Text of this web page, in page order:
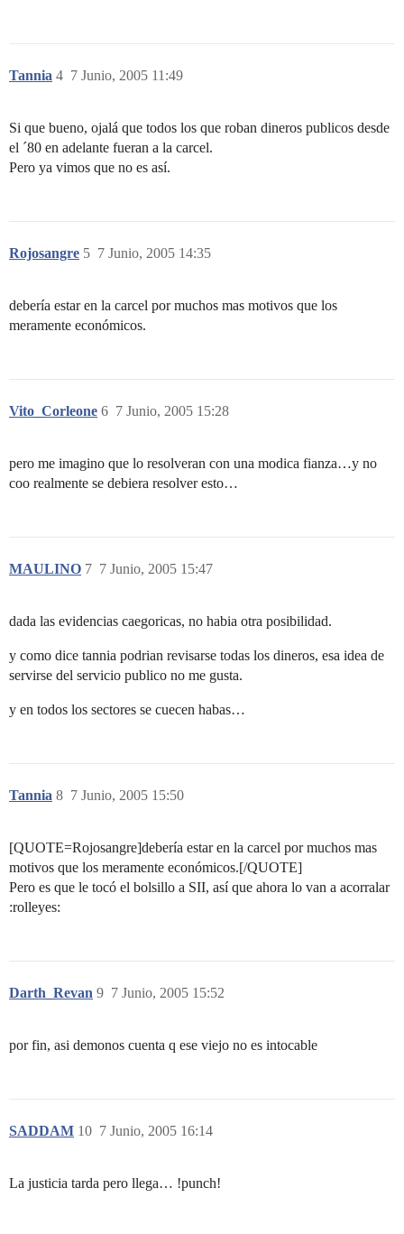
Tannia 7 Junio, 2005 11:49
4
Si que bueno, ojalá que todos los que roban dineros publicos desde
el ´80 en adelante fueran a la carcel.
Pero ya vimos que no es así.
Rojosangre 7 Junio, 2005 14:35
5
debería estar en la carcel por muchos mas motivos que los
meramente económicos.
Vito_Corleone 7 Junio, 2005 15:28
6
pero me imagino que lo resolveran con una modica fianza…y no
coo realmente se debiera resolver esto…
MAULINO 7 Junio, 2005 15:47
7
dada las evidencias caegoricas, no habia otra posibilidad.
y como dice tannia podrian revisarse todas los dineros, esa idea de
servirse del servicio publico no me gusta.
y en todos los sectores se cuecen habas…
Tannia 7 Junio, 2005 15:50
8
[QUOTE=Rojosangre]debería estar en la carcel por muchos mas
motivos que los meramente económicos.[/QUOTE]
Pero es que le tocó el bolsillo a SII, así que ahora lo van a acorralar
:rolleyes:
Darth_Revan 7 Junio, 2005 15:52
9
por fin, asi demonos cuenta q ese viejo no es intocable
SADDAM 7 Junio, 2005 16:14
10
La justicia tarda pero llega… !punch!